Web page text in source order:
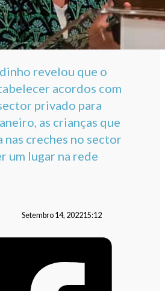
revelou que o
acordos com
privado para
as crianças que
nas creches no sector
um lugar na rede
Setembro 14, 202215:12